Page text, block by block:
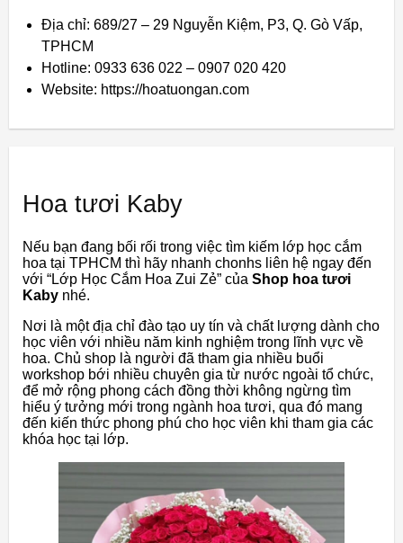
Địa chỉ: 689/27 – 29 Nguyễn Kiệm, P3, Q. Gò Vấp,
TPHCM
Hotline: 0933 636 022 – 0907 020 420
Website: https://hoatuongan.com
Hoa tươi Kaby
Nếu bạn đang bối rối trong việc tìm kiếm lớp học cắm
hoa tại TPHCM thì hãy nhanh chonhs liên hệ ngay đến
với “Lớp Học Cắm Hoa Zui Zẻ” của Shop hoa tươi
Kaby nhé.
Nơi là một địa chỉ đào tạo uy tín và chất lượng dành cho
học viên với nhiều năm kinh nghiệm trong lĩnh vực về
hoa. Chủ shop là người đã tham gia nhiều buổi
workshop bới nhiều chuyên gia từ nước ngoài tổ chức,
để mở rộng phong cách đồng thời không ngừng tìm
hiểu ý tưởng mới trong ngành hoa tươi, qua đó mang
đến kiến thức phong phú cho học viên khi tham gia các
khóa học tại lớp.